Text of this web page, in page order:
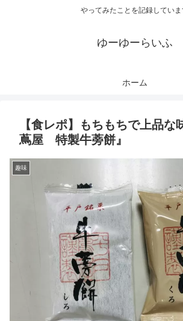
やってみたことを記録してい
ゆーゆーらいふ
ホーム
【食レポ】もちもちで上品な
蔦屋 特製牛蒡餅』
趣味